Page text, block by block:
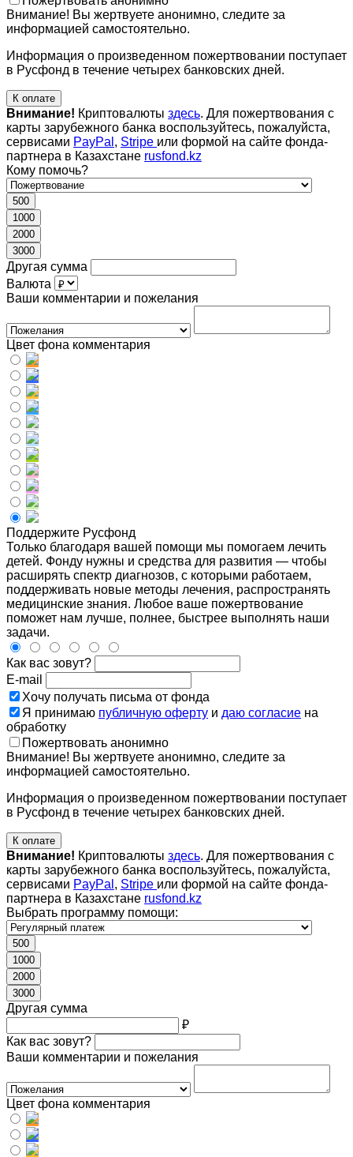
Внимание! Вы жертвуете анонимно, следите за
информацией самостоятельно.
Информация о произведенном пожертвовании поступает
в Русфонд в течение четырех банковских дней.
К оплате
Внимание! Криптовалюты здесь. Для пожертвования с
карты зарубежного банка воспользуйтесь, пожалуйста,
сервисами PayPal , Stripe или формой на сайте фонда-
партнера в Казахстане rusfond.kz
Кому помочь?
500
1000
2000
3000
Другая сумма
Валюта
Ваши комментарии и пожелания
Цвет фона комментария
Поддержите Русфонд
Только благодаря вашей помощи мы помогаем лечить
детей. Фонду нужны и средства для развития — чтобы
расширять спектр диагнозов, с которыми работаем,
поддерживать новые методы лечения, распространять
медицинские знания. Любое ваше пожертвование
поможет нам лучше, полнее, быстрее выполнять наши
задачи.
Как вас зовут?
E-mail
Хочу получать письма от фонда
Я принимаю публичную оферту и даю согласие на
обработку
Пожертвовать анонимно
Внимание! Вы жертвуете анонимно, следите за
информацией самостоятельно.
Информация о произведенном пожертвовании поступает
в Русфонд в течение четырех банковских дней.
К оплате
Внимание! Криптовалюты здесь. Для пожертвования с
карты зарубежного банка воспользуйтесь, пожалуйста,
сервисами PayPal , Stripe или формой на сайте фонда-
партнера в Казахстане rusfond.kz
Выбрать программу помощи:
500
1000
2000
3000
Другая сумма
₽
Как вас зовут?
Ваши комментарии и пожелания
Цвет фона комментария